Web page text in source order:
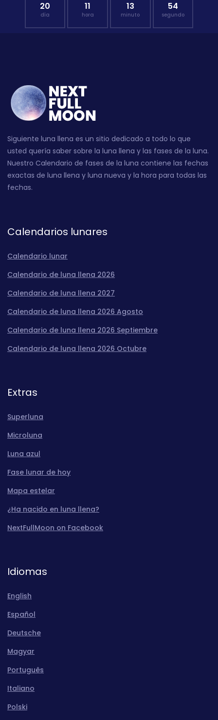
20
día
11
hora
13
minuto
53
segundo
Siguiente luna llena es un sitio dedicado a todo lo que
usted quería saber sobre la luna llena y las fases de la luna.
Nuestro Calendario de fases de la luna contiene las fechas
exactas de luna llena y luna nueva y la hora para todas las
fechas.
Calendarios lunares
Calendario lunar
Calendario de luna llena 2026
Calendario de luna llena 2027
Calendario de luna llena 2026 Agosto
Calendario de luna llena 2026 Septiembre
Calendario de luna llena 2026 Octubre
Extras
Superluna
Microluna
Luna azul
Fase lunar de hoy
Mapa estelar
¿Ha nacido en luna llena?
NextFullMoon on Facebook
Idiomas
English
Español
Deutsche
Magyar
Português
Italiano
Polski